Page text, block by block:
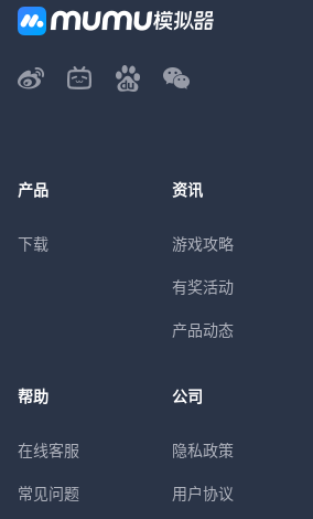
产品
下载
资讯
游戏攻略
有奖活动
产品动态
帮助
在线客服
常见问题
公司
隐私政策
用户协议